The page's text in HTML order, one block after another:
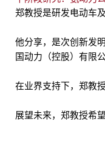
郑教授是研发电动车
他分享，是次创新发
国动力（控股）有限
在业界支持下，郑教
展望未来，郑教授希